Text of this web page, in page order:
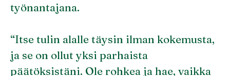
työnantajana.
“Itse tulin alalle täysin ilman kokemusta,
ja se on ollut yksi parhaista
päätöksistäni. Ole rohkea ja hae, vaikka